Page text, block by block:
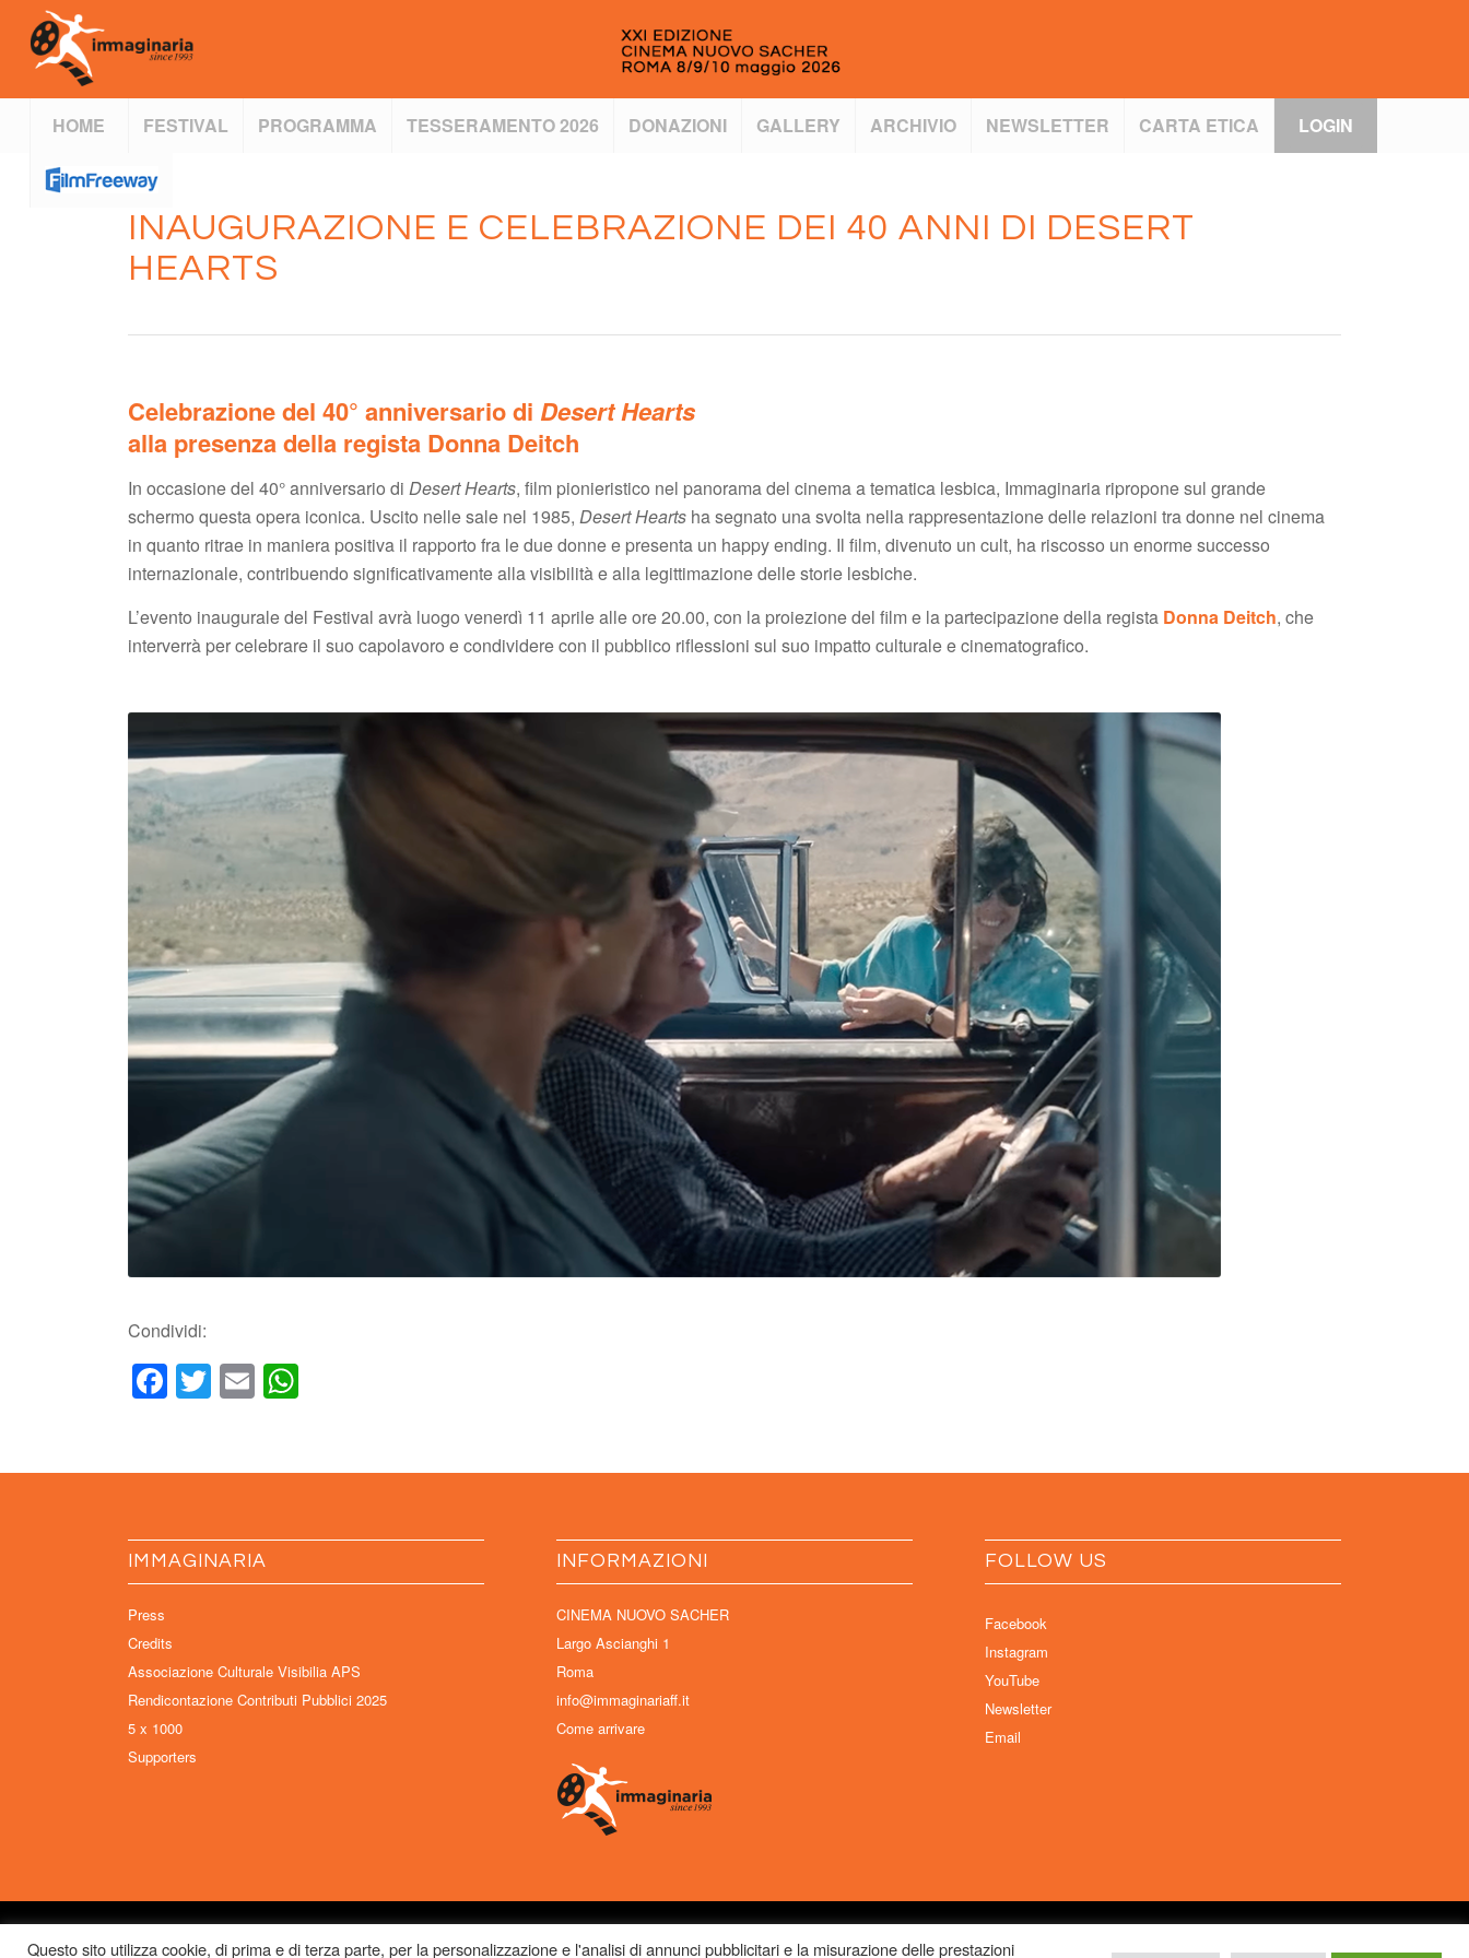
HOME FESTIVAL PROGRAMMA TESSERAMENTO 2026 DONAZIONI GALLERY ARCHIVIO NEWSLETTER CARTA ETICA LOGIN
INAUGURAZIONE E CELEBRAZIONE DEI 40 ANNI DI DESERT
HEARTS
Celebrazione del 40° anniversario di Desert Hearts
alla presenza della regista Donna Deitch
In occasione del 40° anniversario diDesert Hearts, film pionieristico nel panorama del cinema a tematica lesbica, Immaginaria ripropone sul grande
schermo questa opera iconica. Uscito nelle sale nel 1985,Desert Hearts ha segnato una svolta nella rappresentazione delle relazioni tra donne nel cinema
in quanto ritrae in maniera positiva il rapporto fra le due donne e presenta un happy ending. Il film, divenuto un cult, ha riscosso un enorme successo
internazionale, contribuendo significativamente alla visibilità e alla legittimazione delle storie lesbiche.
L’evento inaugurale del Festival avrà luogo venerdì 11 aprile alle ore 20.00, con la proiezione del film e la partecipazione della regista Donna Deitch, che
interverrà per celebrare il suo capolavoro e condividere con il pubblico riflessioni sul suo impatto culturale e cinematografico.
Condividi:
Facebook
Twitter
Email
IMMAGINARIA
Press
Credits
Associazione Culturale Visibilia APS
Rendicontazione Contributi Pubblici 2025
5 x 1000
Supporters
INFORMAZIONI
CINEMA NUOVO SACHER
Largo Ascianghi 1
Roma
info@immaginariaff.it
Come arrivare
FOLLOW US
Facebook
Instagram
YouTube
Newsletter
Email
Questo sito utilizza cookie, di prima e di terza parte, per la personalizzazione e l'analisi di annunci pubblicitari e la misurazione delle prestazioni